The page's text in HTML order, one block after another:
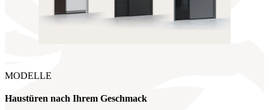
MODELLE
Haustüren nach Ihrem Geschmack